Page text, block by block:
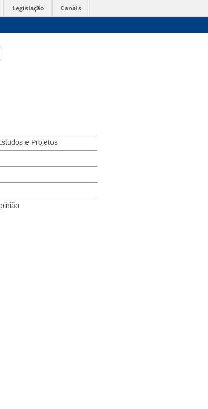
Legislação Canais
e Projetos